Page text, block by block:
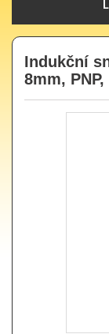
Indukční
8mm, PNP,